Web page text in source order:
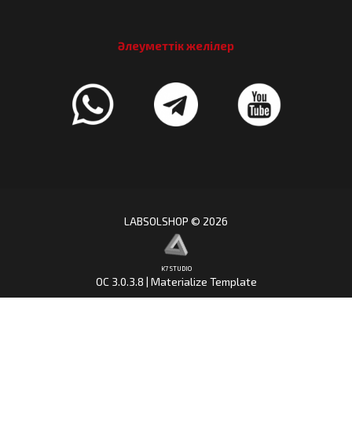
Әлеуметтік желілер
LABSOLSHOP © 2026
K7 STUDIO
OC 3.0.3.8 | Materialize Template